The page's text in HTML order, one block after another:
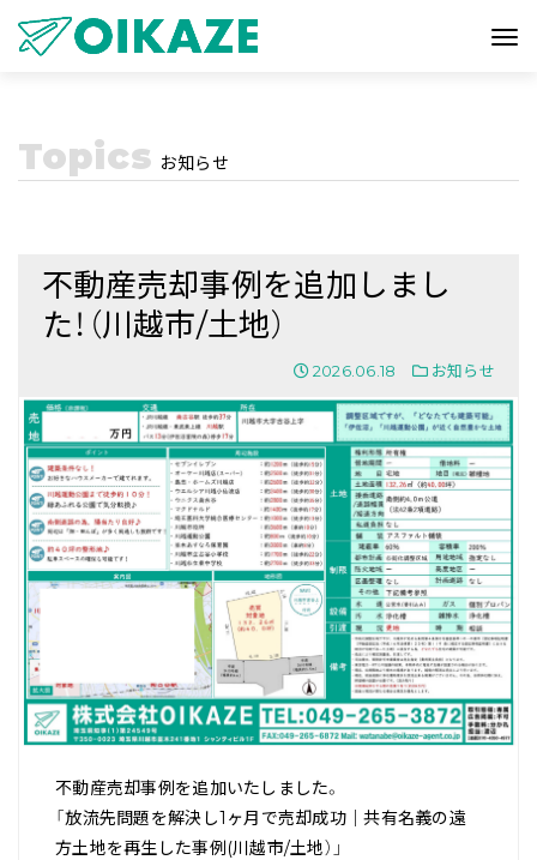
Topics お知らせ
不動産売却事例を追加しまし
た！（川越市/土地）
2026.06.18 お知らせ
不動産売却事例を追加いたしました。
「放流先問題を解決し1ヶ月で売却成功｜共有名義の遠
方土地を再生した事例(川越市/土地）」